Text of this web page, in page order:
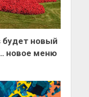
будет новый
новое меню